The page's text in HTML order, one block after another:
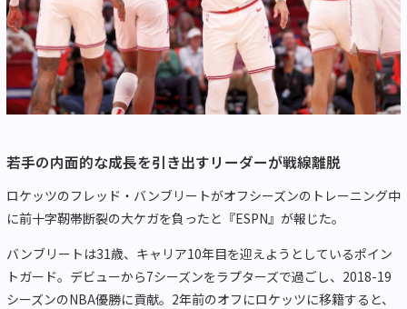
若手の内面的な成長を引き出すリーダーが戦線離脱
ロケッツのフレッド・バンブリートがオフシーズンのトレーニング中
に前十字靭帯断裂の大ケガを負ったと『ESPN』が報じた。
バンブリートは31歳、キャリア10年目を迎えようとしているポイン
トガード。デビューから7シーズンをラプターズで過ごし、2018-19
シーズンのNBA優勝に貢献。2年前のオフにロケッツに移籍すると、